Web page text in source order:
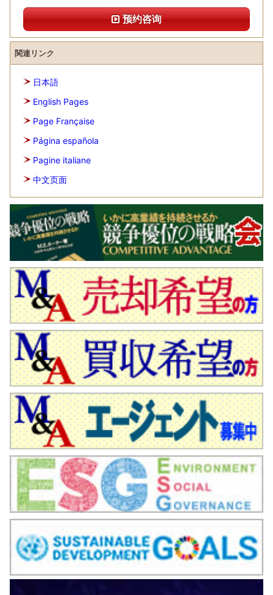
预约咨询
関連リンク
日本語
English Pages
Page Française
Página española
Pagine italiane
中文页面